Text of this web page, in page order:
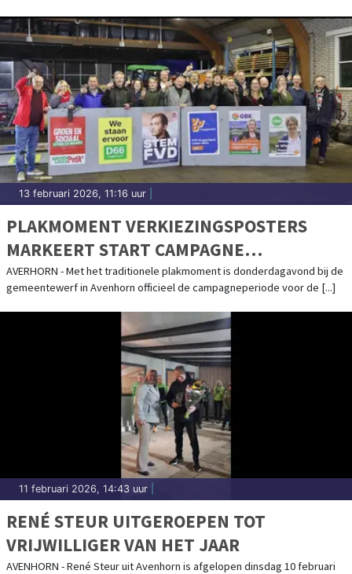
13 februari 2026, 11:16 uur
PLAKMOMENT VERKIEZINGSPOSTERS
MARKEERT START CAMPAGNE
GEMEENTERAADSVERKIEZINGEN
KOGGENLAND
AVERHORN - Met het traditionele plakmoment is donderdagavond bij de
gemeentewerf in Avenhorn officieel de campagneperiode voor de [...]
11 februari 2026, 14:43 uur
RENÉ STEUR UITGEROEPEN TOT
VRIJWILLIGER VAN HET JAAR
AVENHORN - René Steur uit Avenhorn is afgelopen dinsdag 10 februari